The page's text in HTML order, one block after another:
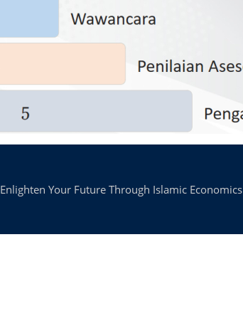
Enlighten Your Future Through Islamic Economics